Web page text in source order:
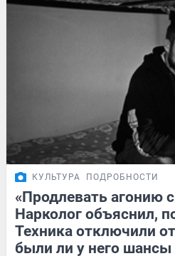
КУЛЬТУРА ПОДРОБНОСТИ
«Продлевать агонию
Нарколог объяснил,
Техника отключили
были ли у него